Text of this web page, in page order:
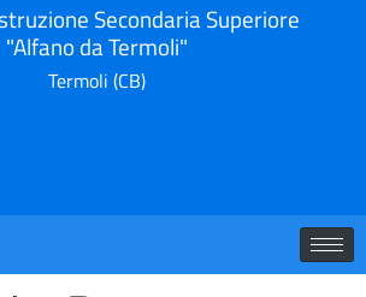
Secondaria Superiore
"Alfano da Termoli"
Termoli (CB)